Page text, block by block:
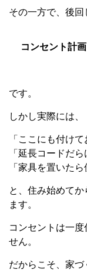
その一方で、後
コンセント計画
です。
しかし実際には、
「ここにも付け
「延長コードだ
「家具を置いた
と、住み始めて
ます。
コンセントは一
せん。
だからこそ、家